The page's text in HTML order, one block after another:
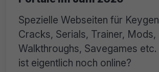
Spezielle Webseiten für
Cracks, Serials, Trainer, Mods,
Walkthroughs, Savegames
ist eigentlich noch online?